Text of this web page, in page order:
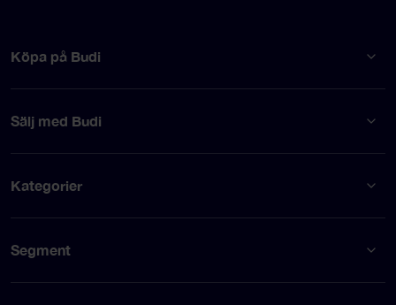
Köpa på Budi
Sälj med Budi
Kategorier
Segment